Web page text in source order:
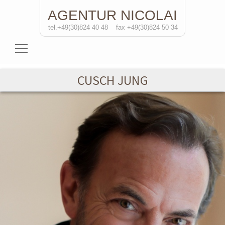
AGENTUR NICOLAI
tel.+49(30)824 40 48 fax +49(30)824 50 34
Schauspielerinnen
Schauspieler
Regisseure
Soloprojekte
Kontakt
CUSCH JUNG